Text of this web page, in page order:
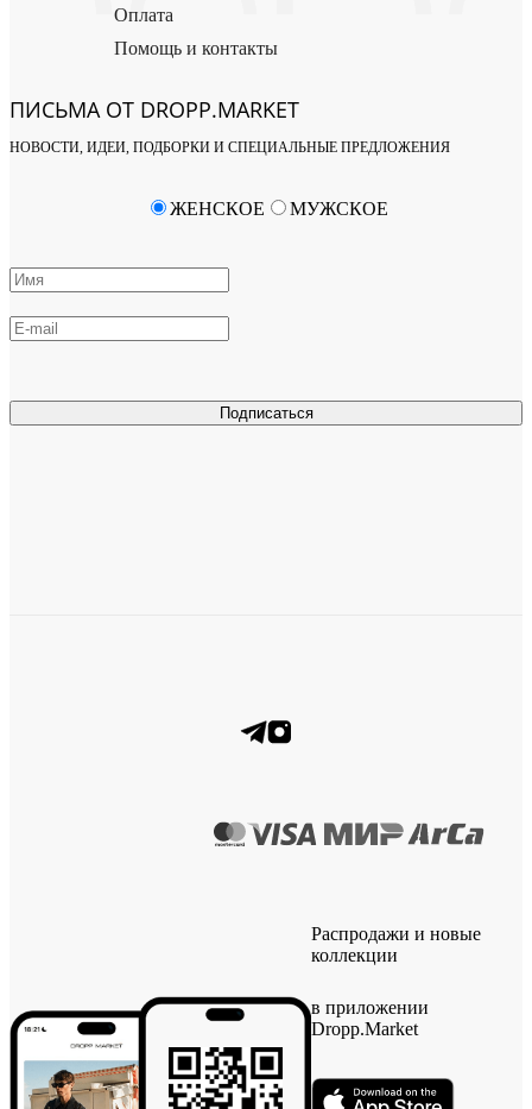
Оплата
Помощь и контакты
ПИСЬМА ОТ DROPP.MARKET
НОВОСТИ, ИДЕИ, ПОДБОРКИ И СПЕЦИАЛЬНЫЕ ПРЕДЛОЖЕНИЯ
Подписаться
ЖЕНСКОЕ МУЖСКОЕ
Распродажи и новые
коллекции
в приложении
Dropp.Market